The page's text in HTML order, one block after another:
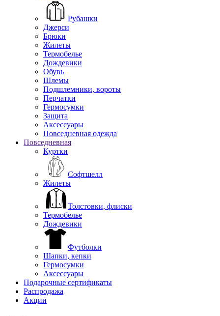
Рубашки
Джерси
Брюки
Жилеты
Термобелье
Дождевики
Обувь
Шлемы
Подшлемники, вороты
Перчатки
Гермосумки
Защита
Аксессуары
Повседневная одежда
Повседневная
Куртки
Софтшелл
Жилеты
Толстовки, флиски
Термобелье
Дождевики
Футболки
Шапки, кепки
Гермосумки
Аксессуары
Подарочные сертификаты
Распродажа
Акции